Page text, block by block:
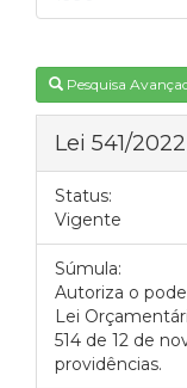
Pesquisa
Lei 541/2022
Status:
Vigente
Súmula:
Autoriza o
Lei
514 de 12 de
providências.